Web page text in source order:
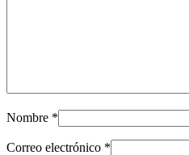
Nombre *
Correo electrónico *